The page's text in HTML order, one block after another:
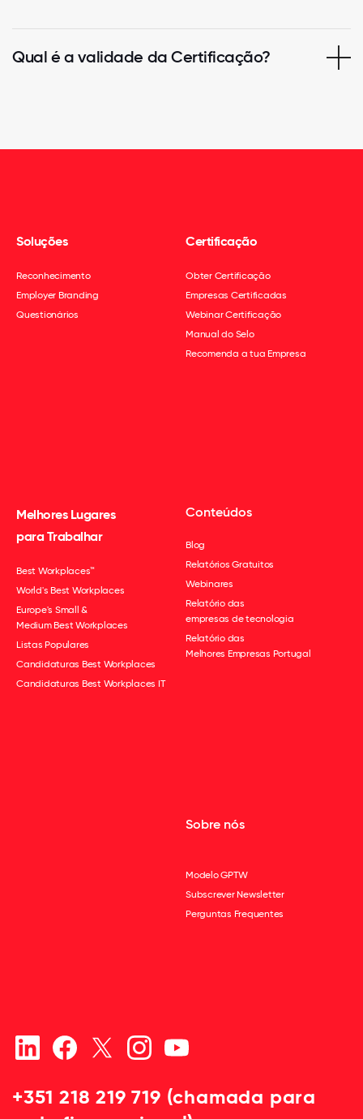
Qual é a validade da Certificação?
Soluções
Reconhecimento
Employer Branding
Questionários
Certificação
Obter Certificação
Empresas Certificadas
Webinar Certificação
Manual do Selo
Recomenda a tua Empresa
Melhores Lugares
para Trabalhar
Best Workplaces™
World's Best Workplaces
Europe's Small &
Medium Best Workplaces
Listas Populares
Candidaturas Best Workplaces
Candidaturas Best Workplaces IT
Conteúdos
Blog
Relatórios Gratuitos
Webinares
Relatório das
empresas de tecnologia
Relatório das
Melhores Empresas Portugal
Sobre nós
Modelo GPTW
Subscrever Newsletter
Perguntas Frequentes
+351 218 219 719 (chamada para